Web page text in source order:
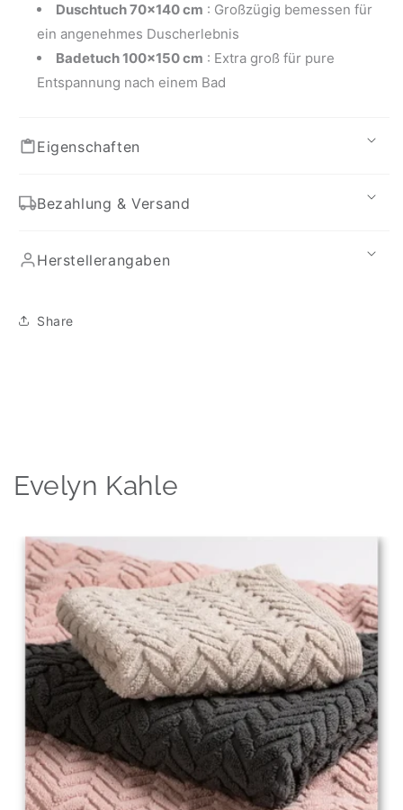
Duschtuch 70x140 cm : Großzügig bemessen für
ein angenehmes Duscherlebnis
Badetuch 100x150 cm : Extra groß für pure
Entspannung nach einem Bad
Eigenschaften
Bezahlung & Versand
Herstellerangaben
Share
Evelyn Kahle